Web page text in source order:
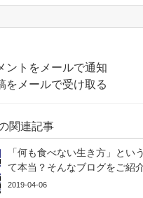
ントをメールで通知
をメールで受け取る
関連記事
「何も食べない生き方」とい
て本当？そんなブログをご紹
2019-04-06